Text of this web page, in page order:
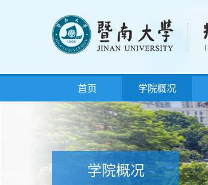
首页 学院概况
学院概况